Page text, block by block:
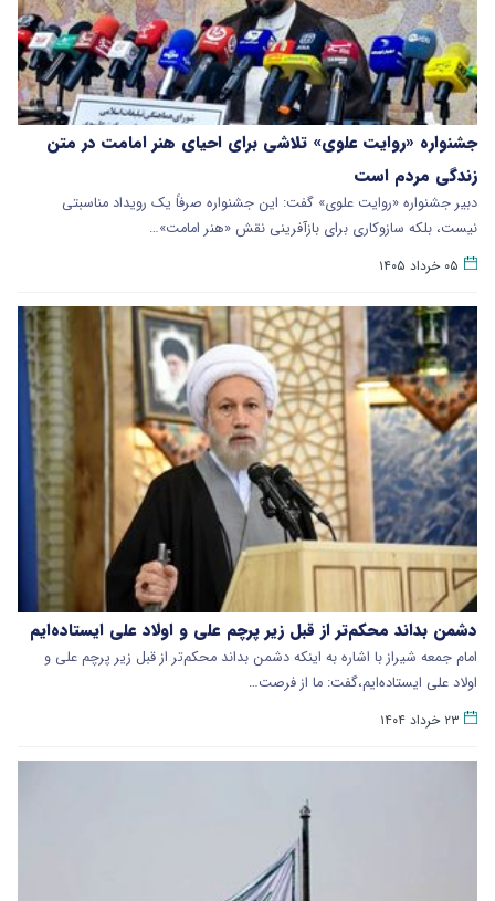
جشنواره «روایت علوی» تلاشی برای احیای هنر امامت در متن
زندگی مردم است
دبیر جشنواره «روایت علوی» گفت: این جشنواره صرفاً یک رویداد مناسبتی
نیست، بلکه سازوکاری برای بازآفرینی نقش «هنر امامت»…
۰۵ خرداد ۱۴۰۵
دشمن بداند محکم‌تر از قبل زیر پرچم علی و اولاد علی ایستاده‌ایم
امام جمعه شیراز با اشاره به اینکه دشمن بداند محکم‌تر از قبل زیر پرچم علی و
اولاد علی ایستاده‌ایم،گفت: ما از فرصت…
۲۳ خرداد ۱۴۰۴